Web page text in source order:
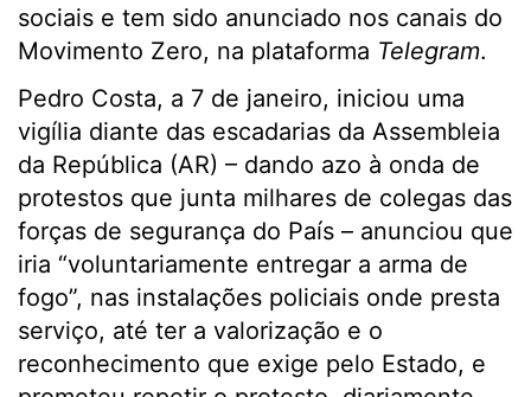
sociais e tem sido anunciado nos canais do
Movimento Zero, na plataforma Telegram.
Pedro Costa, a 7 de janeiro, iniciou uma
vigília diante das escadarias da Assembleia
da República (AR) – dando azo à onda de
protestos que junta milhares de colegas das
forças de segurança do País – anunciou que
iria “voluntariamente entregar a arma de
fogo”, nas instalações policiais onde presta
serviço, até ter a valorização e o
reconhecimento que exige pelo Estado, e